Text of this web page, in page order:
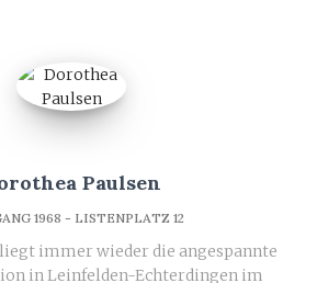
Paulsen
1968 - LISTENPLATZ 12
immer wieder die angespannte
in Leinfelden-Echterdingen im